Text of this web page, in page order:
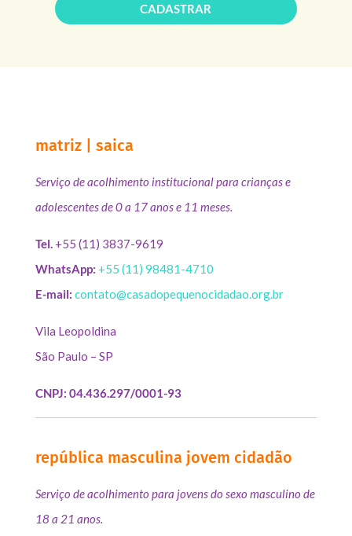
CADASTRAR
matriz | saica
Serviço de acolhimento institucional para crianças e
adolescentes de 0 a 17 anos e 11 meses.
Tel.+55 (11) 3837-9619
WhatsApp: +55 (11) 98481-4710
E-mail: contato@casadopequenocidadao.org.br
Vila Leopoldina
São Paulo – SP
CNPJ: 04.436.297/0001-93
república masculina jovem cidadão
Serviço de acolhimento para jovens do sexo masculino de
18 a 21 anos.